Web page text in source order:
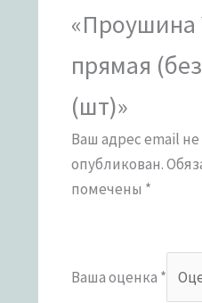
«Проушина
прямая
(шт)»
Ваш адрес email не
опубликован.
помечены *
Ваша оценка *